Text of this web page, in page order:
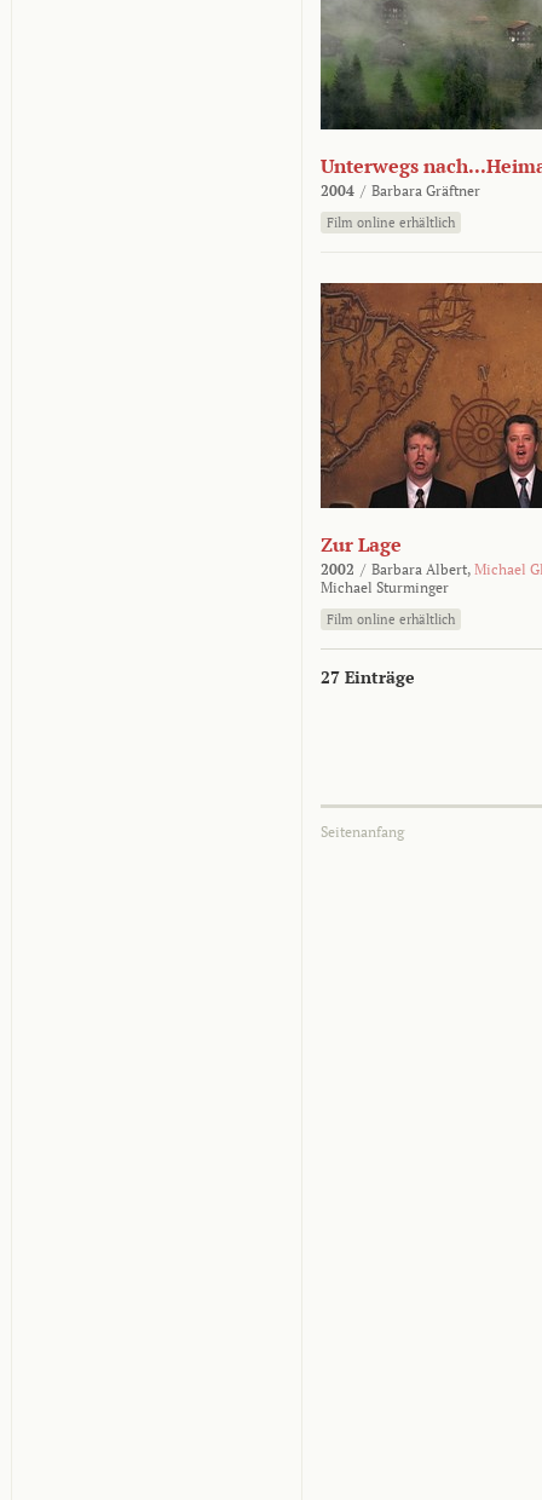
Unterwegs
2004 / Barbara Gräftner
Film online erhältlich
Zur Lage
2002 / Barbara Albert, Michael
Michael Sturminger
Film online erhältlich
27 Einträge
Seitenanfang